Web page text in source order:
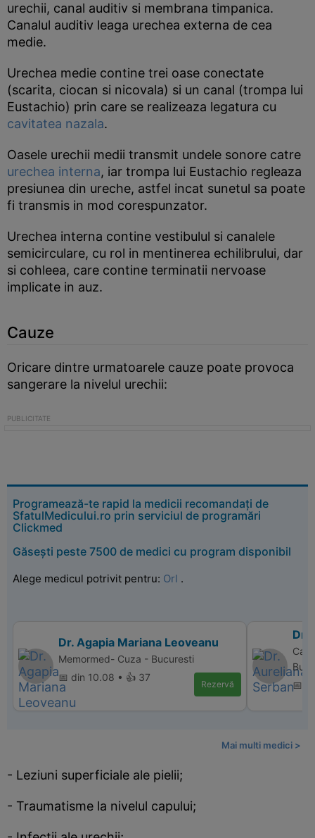
urechii, canal auditiv si membrana timpanica.
Canalul auditiv leaga urechea externa de cea
medie.
Urechea medie contine trei oase conectate
(scarita, ciocan si nicovala) si un canal (trompa lui
Eustachio) prin care se realizeaza legatura cu
cavitatea nazala.
Oasele urechii medii transmit undele sonore catre
urechea interna, iar trompa lui Eustachio regleaza
presiunea din ureche, astfel incat sunetul sa poate
fi transmis in mod corespunzator.
Urechea interna contine vestibulul si canalele
semicirculare, cu rol in mentinerea echilibrului, dar
si cohleea, care contine terminatii nervoase
implicate in auz.
Cauze
Oricare dintre urmatoarele cauze poate provoca
sangerare la nivelul urechii:
Programează-te rapid la medicii recomandați de
SfatulMedicului.ro prin serviciul de programări
Clickmed
Găsești peste 7500 de medici cu program disponibil
Alege medicul potrivit pentru: Orl .
Dr. Agapia Mariana Leoveanu
Memormed- Cuza - Bucuresti
📅 din 10.08 • 👍 37
Rezervă
Dr.
📅
Mai multi medici >
- Leziuni superficiale ale pielii;
- Traumatisme la nivelul capului;